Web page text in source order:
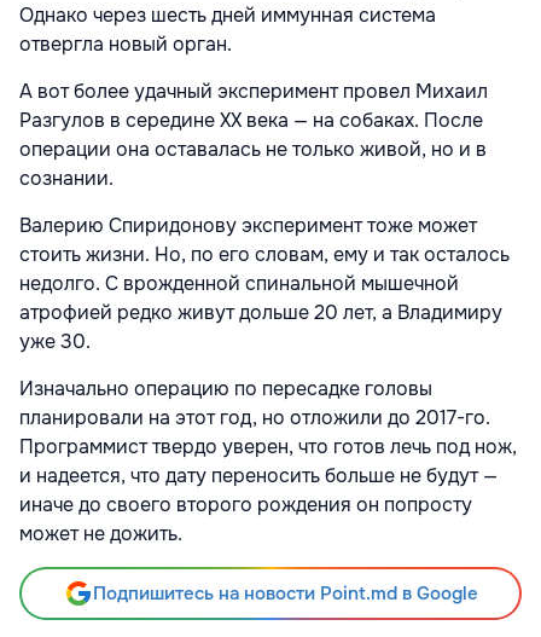
Однако через шесть дней иммунная система
отвергла новый орган.
А вот более удачный эксперимент провел Михаил
Разгулов в середине ХХ века — на собаках. После
операции она оставалась не только живой, но и в
сознании.
Валерию Спиридонову эксперимент тоже может
стоить жизни. Но, по его словам, ему и так осталось
недолго. С врожденной спинальной мышечной
атрофией редко живут дольше 20 лет, а Владимиру
уже 30.
Изначально операцию по пересадке головы
планировали на этот год, но отложили до 2017-го.
Программист твердо уверен, что готов лечь под нож,
и надеется, что дату переносить больше не будут —
иначе до своего второго рождения он попросту
может не дожить.
Подпишитесь на новости Point.md в Google